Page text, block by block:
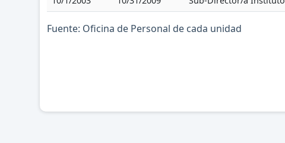
Fuente: Oficina de Personal de cada unidad